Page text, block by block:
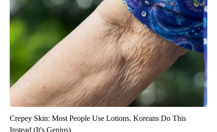
Crepey Skin: Most People Use Lotions. Koreans Do This
Instead (It's Genius)